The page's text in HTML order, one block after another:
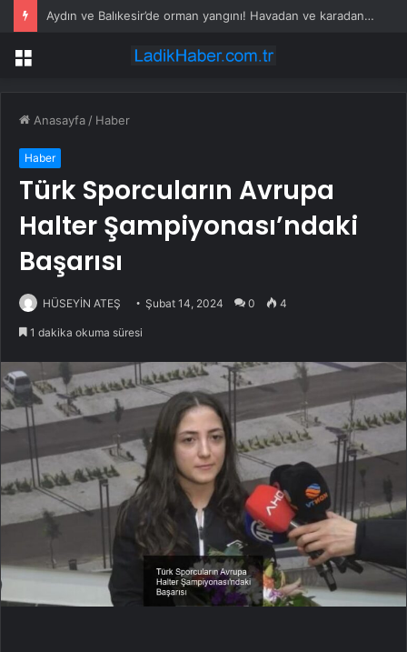
Aydın ve Balıkesir’de orman yangını! Havadan ve karadan müdahale devam ediyor
Menü
Anasayfa / Haber
Haber
Türk Sporcuların Avrupa
Halter Şampiyonası’ndaki
Başarısı
HÜSEYİN ATEŞ Şubat 14, 2024 0 4
1 dakika okuma süresi